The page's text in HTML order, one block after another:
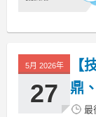
5月 2026年
27
【
鼎
最